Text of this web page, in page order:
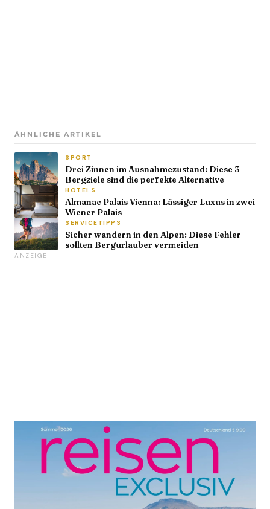
ÄHNLICHE ARTIKEL
SPORT
Drei Zinnen im Ausnahmezustand: Diese 3
Bergziele sind die perfekte Alternative
HOTELS
Almanac Palais Vienna: Lässiger Luxus in zwei
Wiener Palais
SERVICETIPPS
Sicher wandern in den Alpen: Diese Fehler
sollten Bergurlauber vermeiden
ANZEIGE